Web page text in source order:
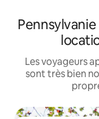
Les voyageurs
sont très bien